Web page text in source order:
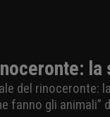
la
del rinoceronte:
fanno gli